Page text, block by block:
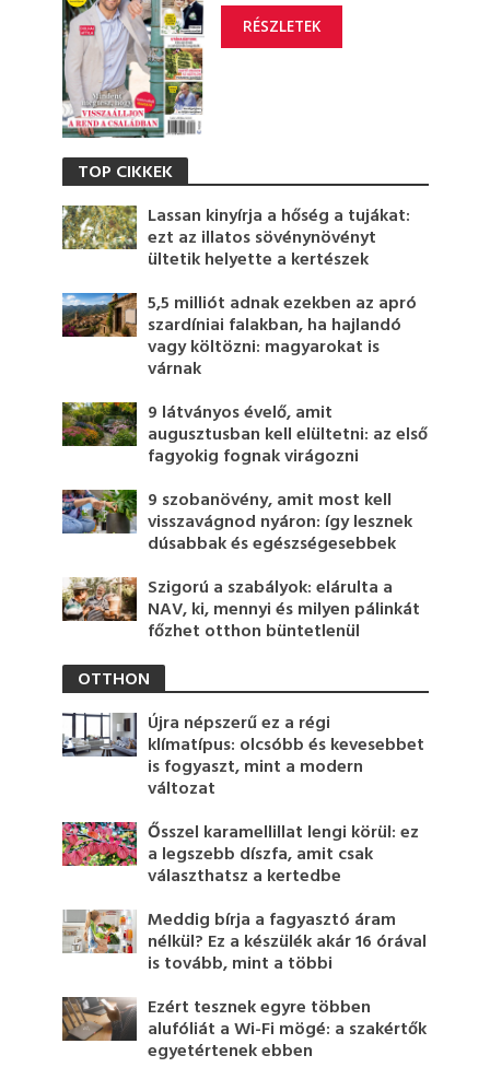
RÉSZLETEK
TOP CIKKEK
Lassan kinyírja a hőség a tujákat:
ezt az illatos sövénynövényt
ültetik helyette a kertészek
5,5 milliót adnak ezekben az apró
szardíniai falakban, ha hajlandó
vagy költözni: magyarokat is
várnak
9 látványos évelő, amit
augusztusban kell elültetni: az első
fagyokig fognak virágozni
9 szobanövény, amit most kell
visszavágnod nyáron: így lesznek
dúsabbak és egészségesebbek
Szigorú a szabályok: elárulta a
NAV, ki, mennyi és milyen pálinkát
főzhet otthon büntetlenül
OTTHON
Újra népszerű ez a régi
klímatípus: olcsóbb és kevesebbet
is fogyaszt, mint a modern
változat
Ősszel karamellillat lengi körül: ez
a legszebb díszfa, amit csak
választhatsz a kertedbe
Meddig bírja a fagyasztó áram
nélkül? Ez a készülék akár 16 órával
is tovább, mint a többi
Ezért tesznek egyre többen
alufóliát a Wi-Fi mögé: a szakértők
egyetértenek ebben